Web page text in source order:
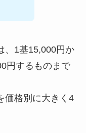
、1基15,000円か
円するものまで
価格別に大きく4